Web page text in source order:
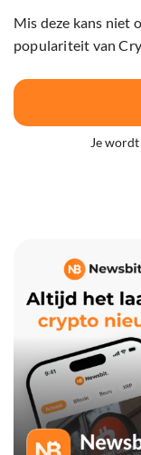
Mis deze kans niet
populariteit van
Je